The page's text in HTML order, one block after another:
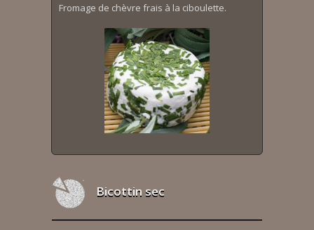
Fromage de chèvre frais à la ciboulette.
Bicottin sec